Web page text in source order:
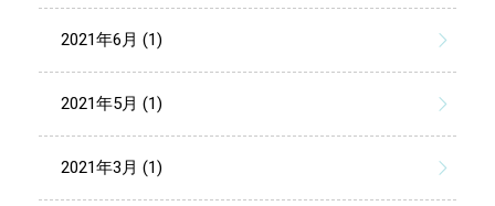
2021年6月 (1)
2021年5月 (1)
2021年3月 (1)